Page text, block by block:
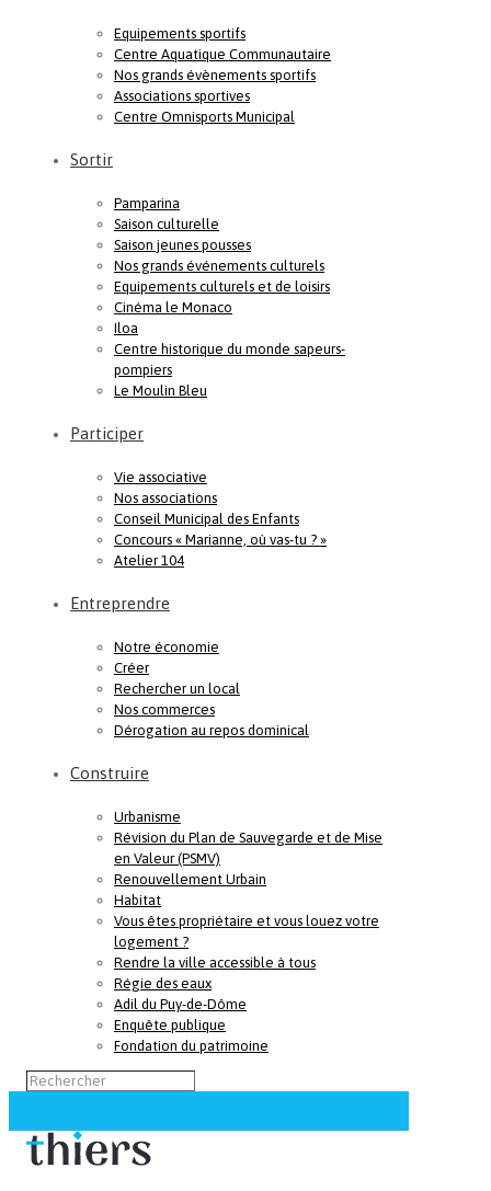
Equipements sportifs
Centre Aquatique Communautaire
Nos grands évènements sportifs
Associations sportives
Centre Omnisports Municipal
Sortir
Pamparina
Saison culturelle
Saison jeunes pousses
Nos grands événements culturels
Equipements culturels et de loisirs
Cinéma le Monaco
Iloa
Centre historique du monde sapeurs-
pompiers
Le Moulin Bleu
Participer
Vie associative
Nos associations
Conseil Municipal des Enfants
Concours « Marianne, où vas-tu ? »
Atelier 104
Entreprendre
Notre économie
Créer
Rechercher un local
Nos commerces
Dérogation au repos dominical
Construire
Urbanisme
Révision du Plan de Sauvegarde et de Mise
en Valeur (PSMV)
Renouvellement Urbain
Habitat
Vous êtes propriétaire et vous louez votre
logement ?
Rendre la ville accessible à tous
Régie des eaux
Adil du Puy-de-Dôme
Enquête publique
Fondation du patrimoine